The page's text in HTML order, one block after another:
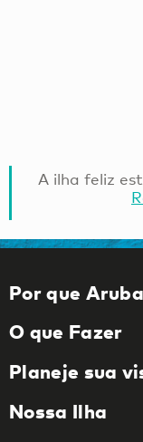
A ilha feliz
Por que Aruba
O que Fazer
Planeje sua
Nossa Ilha